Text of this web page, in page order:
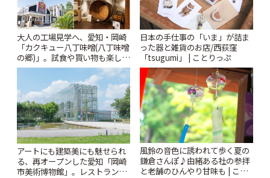
大人の工場見学へ、愛知・岡崎
「カクキュー八丁味噌(八丁味噌
の郷)」。試食や買い物も楽しみ
♪ | ことりっぷ
日本の手仕事の「いま」が詰ま
った器と雑貨のお店/西荻窪
「tsugumi」 | ことりっぷ
アートにも建築美にも魅せられ
る、再オープンした愛知「岡崎
市美術博物館」。レストランや
風鈴の音色に誘われて歩く夏の
鎌倉さんぽ♪由緒ある社の参拝
と老舗のひんやり甘味も | こと